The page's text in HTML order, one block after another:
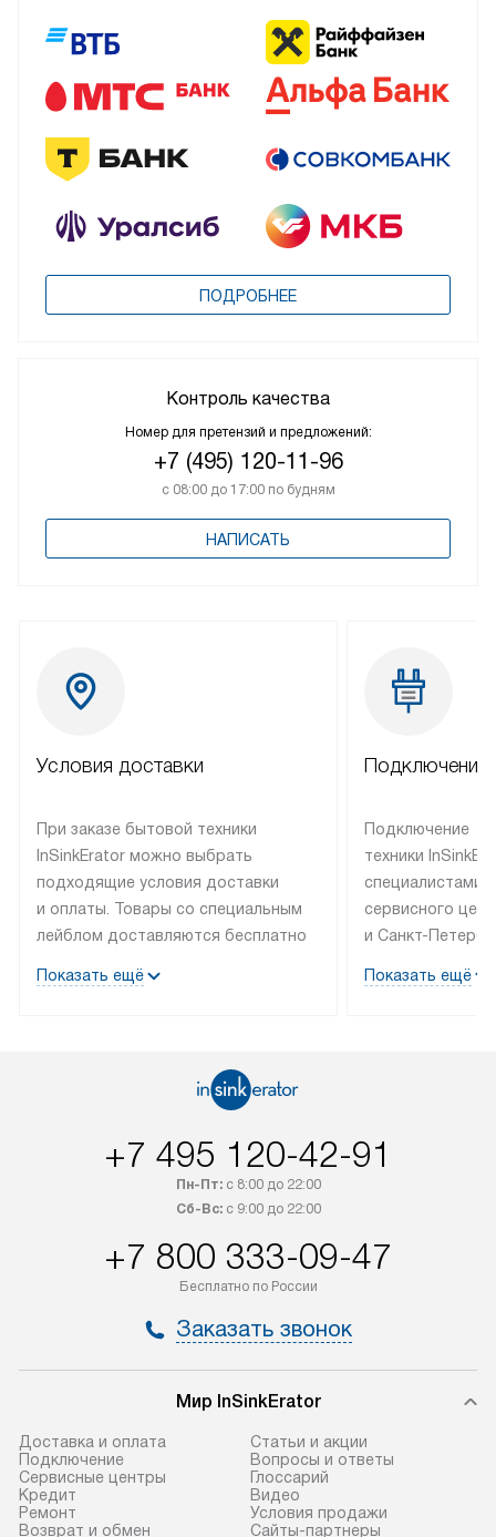
ПОДРОБНЕЕ
Контроль качества
Номер для претензий и предложений:
+7 (495) 120-11-96
с 08:00 до 17:00 по будням
НАПИСАТЬ
Условия доставки
При заказе бытовой техники
InSinkErator можно выбрать
подходящие условия доставки
и оплаты. Товары со специальным
лейблом доставляются бесплатно
до подъезда, выезд за МКАД
быть отгружен покупателю
в течение трех дней. Доставка
регионы осуществляется через
100% предоплаты наша компания
до представительства
транспортной компании в городе
условия доставки у менеджера при
В оговоренный день служба
доставки доставит упакованный
прибор до подъезда. Если
требуется переместить прибор
до двери квартиры или до места
Показать ещё
Подключение
Подключение
техники
специалистами
сервисного
и Санкт-
подключается
подключения к
определяется
снятие упаковки
при
монтируется в
Показать ещё
+7 495 120-42-91
Пн-Пт:с 8:00 до 22:00
Сб-Вс:с 9:00 до 22:00
+7 800 333-09-47
Бесплатно по России
Заказать звонок
Мир InSinkErator
Доставка и оплата
Подключение
Сервисные центры
Кредит
Ремонт
Возврат и обмен
Статьи и акции
Вопросы и ответы
Глоссарий
Видео
Условия продажи
Сайты-партнеры